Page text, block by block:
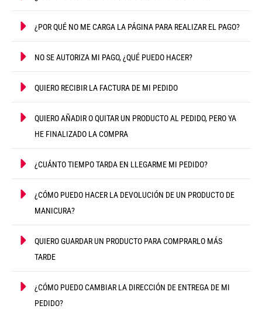
¿POR QUÉ NO ME CARGA LA PÁGINA PARA REALIZAR EL PAGO?
NO SE AUTORIZA MI PAGO, ¿QUÉ PUEDO HACER?
QUIERO RECIBIR LA FACTURA DE MI PEDIDO
QUIERO AÑADIR O QUITAR UN PRODUCTO AL PEDIDO, PERO YA
HE FINALIZADO LA COMPRA
¿CUÁNTO TIEMPO TARDA EN LLEGARME MI PEDIDO?
¿CÓMO PUEDO HACER LA DEVOLUCIÓN DE UN PRODUCTO DE
MANICURA?
QUIERO GUARDAR UN PRODUCTO PARA COMPRARLO MÁS
TARDE
¿CÓMO PUEDO CAMBIAR LA DIRECCIÓN DE ENTREGA DE MI
PEDIDO?